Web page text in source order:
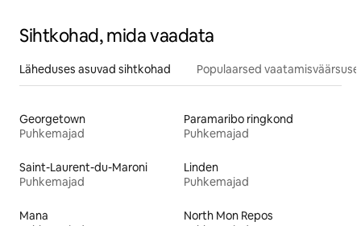
Sihtkohad, mida vaadata
Läheduses asuvad sihtkohad Populaarsed
Georgetown
Puhkemajad
Paramaribo ringkond
Puhkemajad
Saint-Laurent-du-Maroni
Puhkemajad
Linden
Puhkemajad
Mana
North Mon Repos